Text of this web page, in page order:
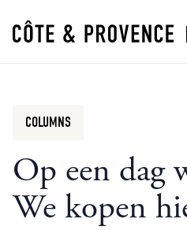
Op een dag
We kopen
COLUMNS